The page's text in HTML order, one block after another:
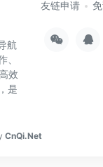
航
、
效
是
友链申请
CnQi.Net